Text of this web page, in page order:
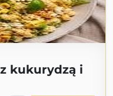
kukurydzą i